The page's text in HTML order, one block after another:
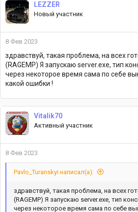
LEZZER
Новый участник
8 Фев 2023
здравствуй, такая проблема, на всех
(RAGEMP) Я запускаю server.exe, тип
через некоторое время сама по себе
какой ошибки !
Vitalik70
Активный участник
8 Фев 2023
Pavlo_Turanskyi написал(а):
здравствуй, такая проблема, на всех
(RAGEMP) Я запускаю server.exe, тип
через некоторое время сама по себе